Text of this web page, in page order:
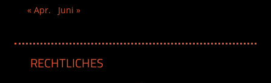
« Apr.
Juni »
RECHTLICHES